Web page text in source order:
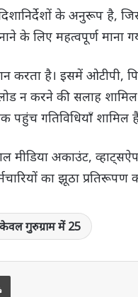
के अनुरूप है,
के लिए महत्वपूर्ण माना
करता है। इसमें ओटीपी,
न करने की सलाह शामिल
पहुंच गतिविधियाँ शामिल
मीडिया अकाउंट,
का झूठा प्रतिरूपण
गुरुग्राम में 25
Print